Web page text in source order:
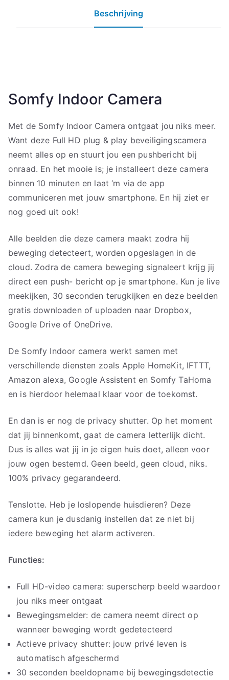
Beschrijving
Somfy Indoor Camera
Met de Somfy Indoor Camera ontgaat jou niks meer.
Want deze Full HD plug & play beveiligingscamera
neemt alles op en stuurt jou een pushbericht bij
onraad. En het mooie is; je installeert deze camera
binnen 10 minuten en laat ‘m via de app
communiceren met jouw smartphone. En hij ziet er
nog goed uit ook!
Alle beelden die deze camera maakt zodra hij
beweging detecteert, worden opgeslagen in de
cloud. Zodra de camera beweging signaleert krijg jij
direct een push- bericht op je smartphone. Kun je live
meekijken, 30 seconden terugkijken en deze beelden
gratis downloaden of uploaden naar Dropbox,
Google Drive of OneDrive.
De Somfy Indoor camera werkt samen met
verschillende diensten zoals Apple HomeKit, IFTTT,
Amazon alexa, Google Assistent en Somfy TaHoma
en is hierdoor helemaal klaar voor de toekomst.
En dan is er nog de privacy shutter. Op het moment
dat jij binnenkomt, gaat de camera letterlijk dicht.
Dus is alles wat jij in je eigen huis doet, alleen voor
jouw ogen bestemd. Geen beeld, geen cloud, niks.
100% privacy gegarandeerd.
Tenslotte. Heb je loslopende huisdieren? Deze
camera kun je dusdanig instellen dat ze niet bij
iedere beweging het alarm activeren.
Functies:
Full HD-video camera: superscherp beeld waardoor
jou niks meer ontgaat
Bewegingsmelder: de camera neemt direct op
wanneer beweging wordt gedetecteerd
Actieve privacy shutter: jouw privé leven is
automatisch afgeschermd
30 seconden beeldopname bij bewegingsdetectie